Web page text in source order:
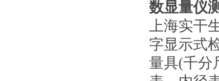
数显量仪
上海实干
字显示式
量具(千分尺